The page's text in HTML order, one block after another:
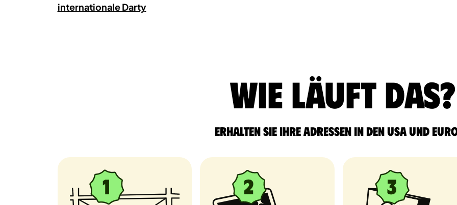
internationale Darty
Wie läuft das?
Erhalten Sie Ihre Adressen in den USA und